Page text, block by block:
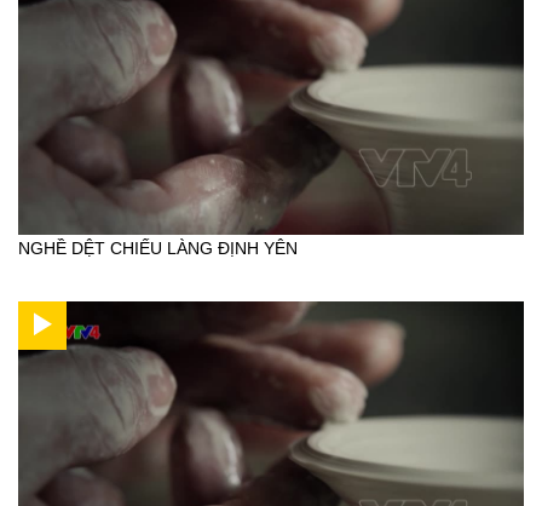
NGHỀ DỆT CHIẾU LÀNG ĐỊNH YÊN